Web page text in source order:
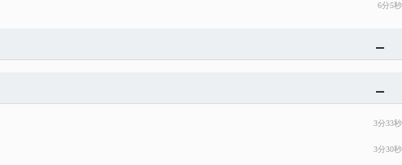
6分5秒
3分33秒
3分30秒